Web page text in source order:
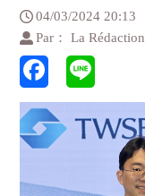
04/03/2024 20:13
Par： La Rédaction